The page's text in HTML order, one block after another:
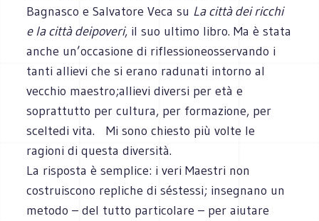
Bagnasco e Salvatore Veca su La città dei ricchi
e la città deipoveri, il suo ultimo libro. Ma è stata
anche un’occasione di riflessioneosservando i
tanti allievi che si erano radunati intorno al
vecchio maestro;allievi diversi per età e
soprattutto per cultura, per formazione, per
sceltedi vita. Mi sono chiesto più volte le
ragioni di questa diversità.
La risposta è semplice: i veri Maestri non
costruiscono repliche di séstessi; insegnano un
metodo – del tutto particolare – per aiutare